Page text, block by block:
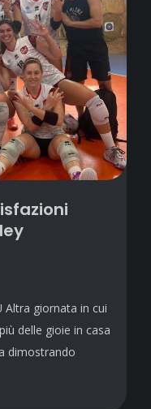
Altra giornata in cui
delle gioie in casa
dimostrando